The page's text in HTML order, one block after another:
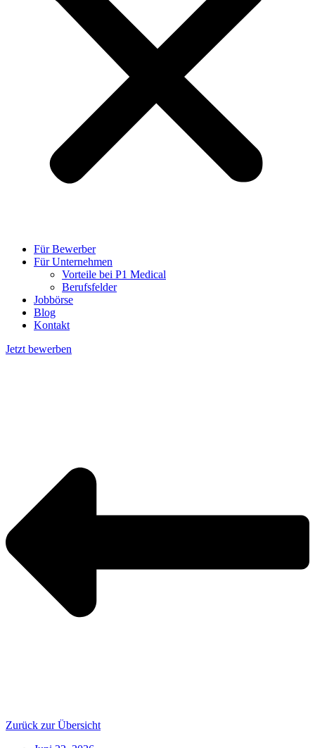
Für Bewerber
Für Unternehmen
Vorteile bei P1 Medical
Berufsfelder
Jobbörse
Blog
Kontakt
Jetzt bewerben
Zurück zur Übersicht